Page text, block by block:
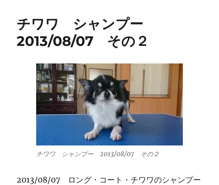
チワワ シャンプー
2013/08/07 その２
チワワ シャンプー 2013/08/07 その２
2013/08/07 ロング・コート・チワワのシャンプー